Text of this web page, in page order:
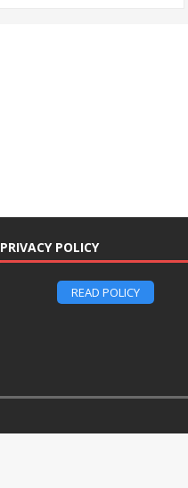
PRIVACY POLICY
READ POLICY